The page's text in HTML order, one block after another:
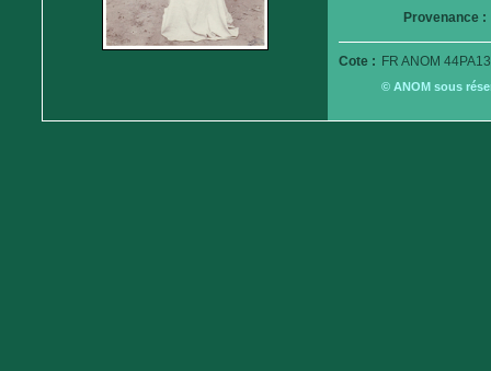
Provenance :
Cote : FR ANOM
© ANOM sous